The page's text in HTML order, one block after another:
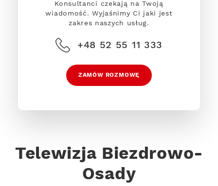
Konsultanci czekają na Twoją
wiadomość. Wyjaśnimy Ci jaki jest
zakres naszych usług.
+48 52 55 11 333
ZAMÓW ROZMOWĘ
Telewizja Biezdrowo-
Osady